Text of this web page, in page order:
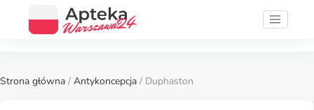
Strona główna / Antykoncepcja / Duphaston